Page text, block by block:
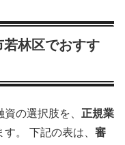
林区でおすす
の選択肢を、 正規業
。 下記の表は、 審